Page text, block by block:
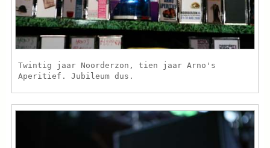
Twintig jaar Noorderzon, tien jaar Arno's
Aperitief. Jubileum dus.